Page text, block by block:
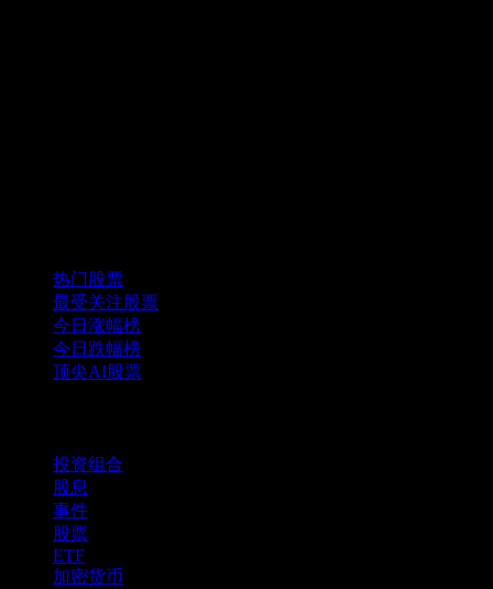
热门股票
最受关注股票
今日涨幅榜
今日跌幅榜
顶尖AI股票
投资组合
股息
事件
股票
ETF
加密货币